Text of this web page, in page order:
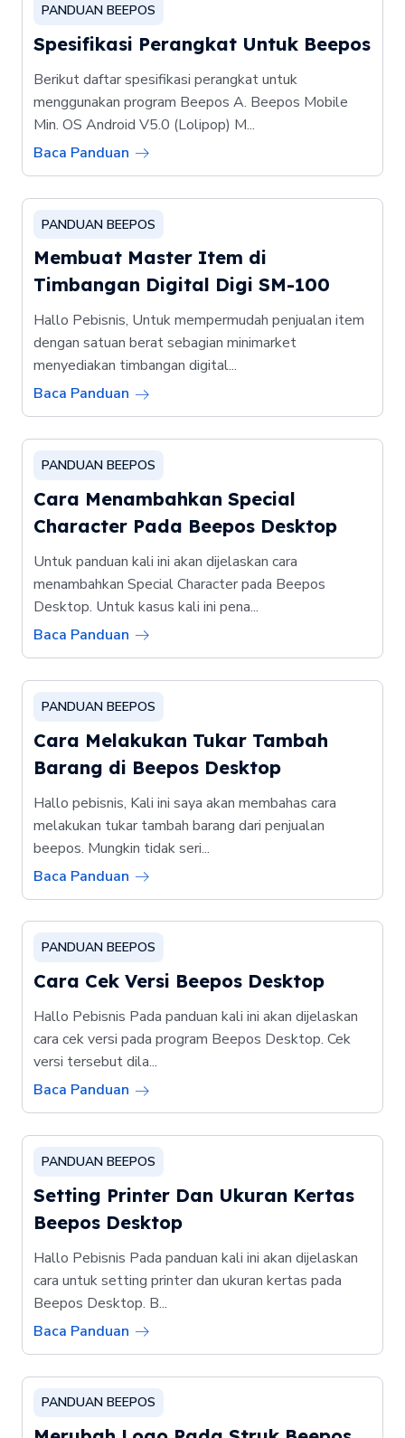
PANDUAN BEEPOS
Spesifikasi Perangkat Untuk Beepos
Berikut daftar spesifikasi perangkat untuk
menggunakan program Beepos A. Beepos Mobile
Min. OS Android V5.0 (Lolipop) M...
Baca Panduan
PANDUAN BEEPOS
Membuat Master Item di
Timbangan Digital Digi SM-100
Hallo Pebisnis, Untuk mempermudah penjualan item
dengan satuan berat sebagian minimarket
menyediakan timbangan digital...
Baca Panduan
PANDUAN BEEPOS
Cara Menambahkan Special
Character Pada Beepos Desktop
Untuk panduan kali ini akan dijelaskan cara
menambahkan Special Character pada Beepos
Desktop. Untuk kasus kali ini pena...
Baca Panduan
PANDUAN BEEPOS
Cara Melakukan Tukar Tambah
Barang di Beepos Desktop
Hallo pebisnis, Kali ini saya akan membahas cara
melakukan tukar tambah barang dari penjualan
beepos. Mungkin tidak seri...
Baca Panduan
PANDUAN BEEPOS
Cara Cek Versi Beepos Desktop
Hallo Pebisnis Pada panduan kali ini akan dijelaskan
cara cek versi pada program Beepos Desktop. Cek
versi tersebut dila...
Baca Panduan
PANDUAN BEEPOS
Setting Printer Dan Ukuran Kertas
Beepos Desktop
Hallo Pebisnis Pada panduan kali ini akan dijelaskan
cara untuk setting printer dan ukuran kertas pada
Beepos Desktop. B...
Baca Panduan
PANDUAN BEEPOS